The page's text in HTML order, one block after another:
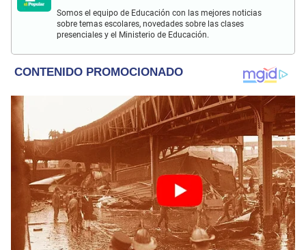
Somos el equipo de Educación con las mejores noticias
sobre temas escolares, novedades sobre las clases
presenciales y el Ministerio de Educación.